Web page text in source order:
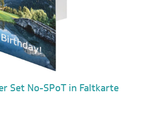
Set No-SPoT in Faltkarte